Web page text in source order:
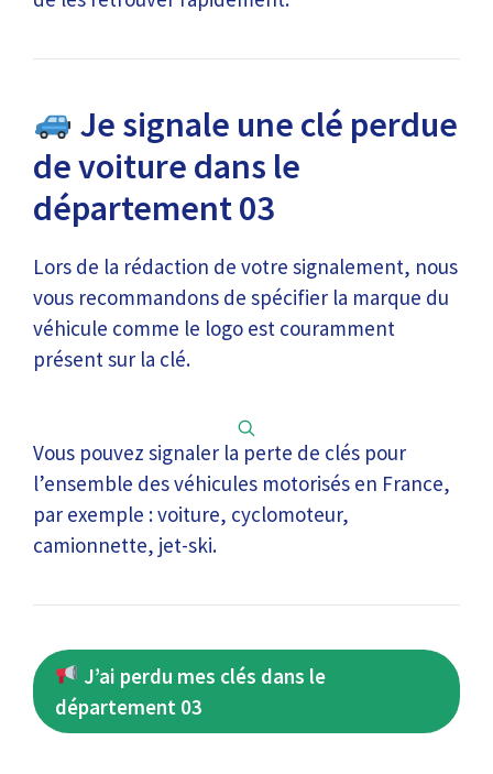
Je signale une clé perdue
de voiture dans le
département 03
Lors de la rédaction de votre signalement, nous
vous recommandons de spécifier la marque du
véhicule comme le logo est couramment
présent sur la clé.
Vous pouvez signaler la perte de clés pour
l’ensemble des véhicules motorisés en France,
par exemple : voiture, cyclomoteur,
camionnette, jet-ski.
J’ai perdu mes clés dans le
département 03